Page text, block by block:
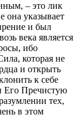
‒ это лик
она указывает
и был
века является
ибо
которая не
и открыть
к себе
Его Пречистую
тех,
в этом